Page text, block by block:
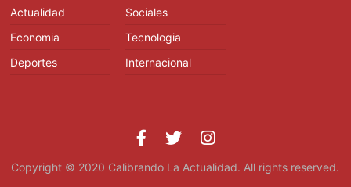
Actualidad
Economia
Deportes
Sociales
Tecnologia
Internacional
Copyright © 2020 Calibrando La Actualidad. All rights reserved.